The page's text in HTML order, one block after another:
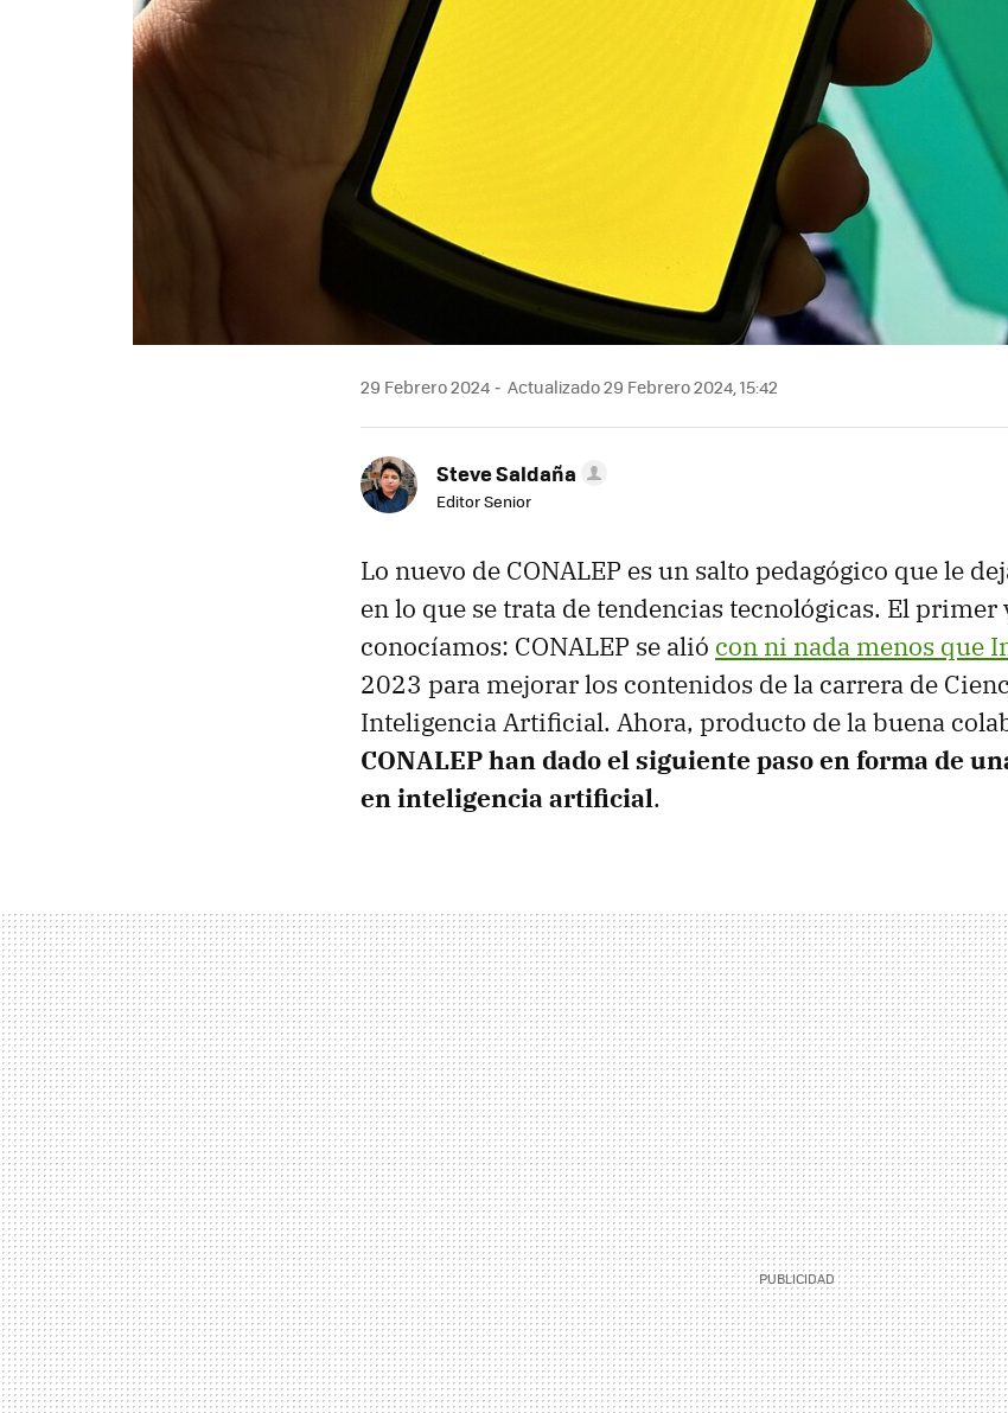
29 Febrero 2024 Actualizado 29 Febrero 2024, 15:42
Steve Saldaña
Editor Senior
Lo nuevo de CONALEP es un salto pedagógico que le
en lo que se trata de tendencias tecnológicas. El primer
conocíamos: CONALEP se alió con ni nada menos que
2023 para mejorar los contenidos de la carrera de
Inteligencia Artificial. Ahora, producto de la buena
CONALEP han dado el siguiente paso en forma de
en inteligencia artificial.